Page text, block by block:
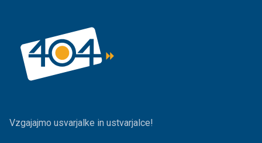
Vzgajajmo usvarjalke in ustvarjalce!